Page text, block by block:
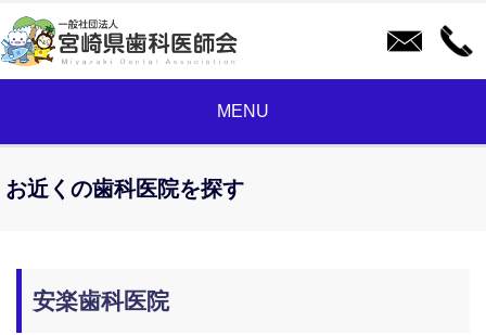
MENU
お近くの歯科医院を探す
安楽歯科医院